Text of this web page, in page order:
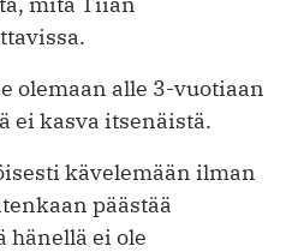
olemaan alle 3-vuotiaan
ei kasva itsenäistä.
kävelemään ilman
päästää
ei ole